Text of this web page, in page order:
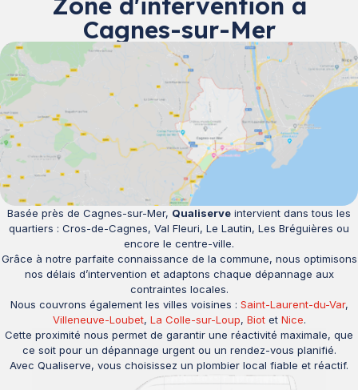
Cagnes-sur-Mer
Basée près de Cagnes-sur-Mer, Qualiserve intervient dans tous les
quartiers : Cros-de-Cagnes, Val Fleuri, Le Lautin, Les Bréguières ou
encore le centre-ville.
Grâce à notre parfaite connaissance de la commune, nous optimisons
nos délais d’intervention et adaptons chaque dépannage aux
contraintes locales.
Nous couvrons également les villes voisines : Saint-Laurent-du-Var,
Villeneuve-Loubet, La Colle-sur-Loup, Biotet Nice.
Cette proximité nous permet de garantir une réactivité maximale, que
ce soit pour un dépannage urgent ou un rendez-vous planifié.
Avec Qualiserve, vous choisissez un plombier local fiable et réactif.